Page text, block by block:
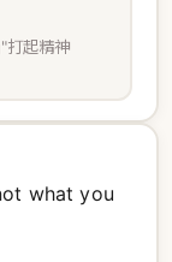
打起精神
what you